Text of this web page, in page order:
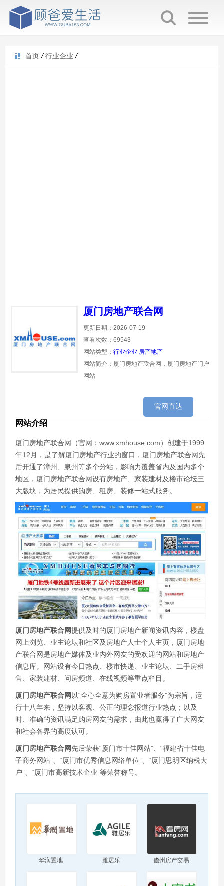
首页 / 行业企业 /
厦门房地产联合网
更新日期：2026-07-19
查看次数：69543
网站类型：行业企业 房产地产
网站简介：厦门房地产联合网，厦门房地产门户
网站
官网直达
网站介绍
厦门房地产联合网（官网：www.xmhouse.com）创建于1999
年12月，是了解厦门房地产行业的窗口，厦门房地产联合网先
后开通了漳州、泉州等多个分站，影响力覆盖省内及国内多个
地区，厦门房地产联合网设有房地产、家装建材及楼市论坛三
大版块，为居民提供购房、租房、装修一站式服务。
厦门房地产联合网提供及时的厦门房地产新闻资讯内容，楼盘
网上浏览、业主论坛和社区及房地产人士个人主页，厦门房地
产联合网是房地产媒体及业内外网友的受欢迎的网站和房地产
信息库。网站设有今日热点、楼市快递、业主论坛、二手房租
售、家装建材、问房频道、在线视频等重点栏目。
厦门房地产联合网 以“全心全意为购房置业者服务”为宗旨，运
行十八年来，坚持以客观、公正的理念报道行业热点；以及
时、准确的资讯满足购房网友的需求，由此也赢得了广大网友
和社会各界的高度认可。
厦门房地产联合网先后荣获“厦门市十佳网站”、“福建省十佳电
子商务网站”、“厦门市优秀信息网络单位”、“厦门思明区纳税大
户”、“厦门市高新技术企业”等荣誉称号。
华润置地 雅居乐 儋州房产交易